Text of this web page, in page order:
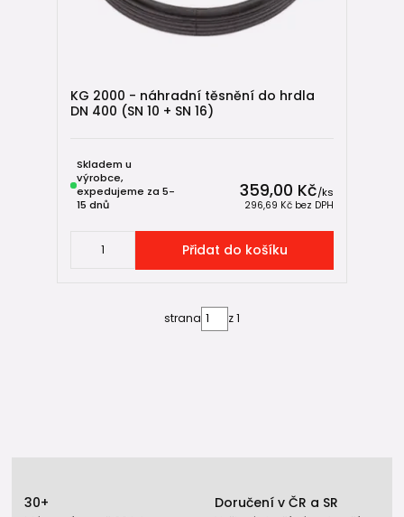
KG 2000 - náhradní těsnění do hrdla
DN 400 (SN 10 + SN 16)
359,00 Kč/ks
296,69 Kč bez DPH
Skladem u
výrobce,
expedujeme za 5-
15 dnů
Přidat do košíku
strana z 1
30+ Doručení v ČR a SR